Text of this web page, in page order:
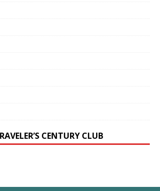
CENTURY CLUB